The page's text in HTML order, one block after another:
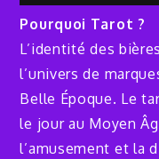
Pourquoi Tarot ?
L’identité des
l’univers de
Belle Époque. Le
le jour au Moyen
l’amusement et la